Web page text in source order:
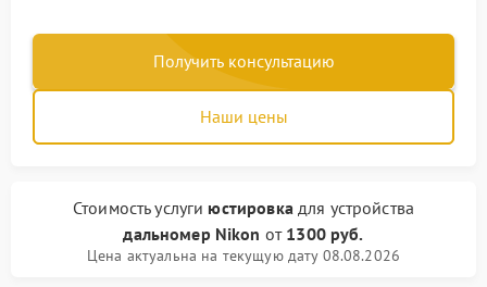
Получить консультацию
Наши цены
Стоимость услуги юстировкадля устройства
дальномер Nikon от 1300 руб.
Цена актуальна на текущую дату 08.08.2026